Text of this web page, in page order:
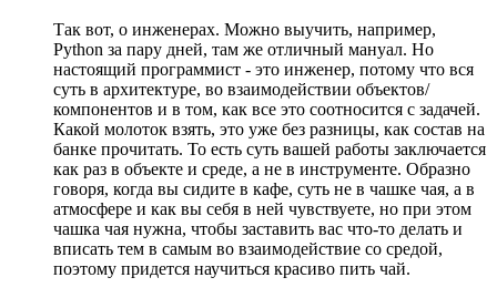
Так вот, о инженерах. Можно выучить, например,
Python за пару дней, там же отличный мануал. Но
настоящий программист - это инженер, потому что вся
суть в архитектуре, во взаимодействии объектов/
компонентов и в том, как все это соотносится с задачей.
Какой молоток взять, это уже без разницы, как состав на
банке прочитать. То есть суть вашей работы заключается
как раз в объекте и среде, а не в инструменте. Образно
говоря, когда вы сидите в кафе, суть не в чашке чая, а в
атмосфере и как вы себя в ней чувствуете, но при этом
чашка чая нужна, чтобы заставить вас что-то делать и
вписать тем в самым во взаимодействие со средой,
поэтому придется научиться красиво пить чай.